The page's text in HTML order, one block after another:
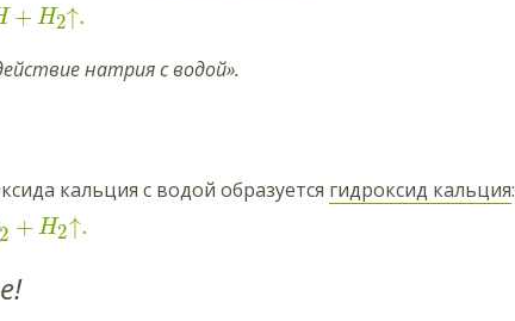
+ H2↑.
натрия с водой».
кальция с водой образуется гидроксид кальция:
2 + H2↑.